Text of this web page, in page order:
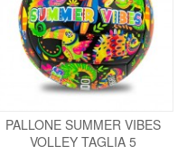
PALLONE SUMMER VIBES
VOLLEY TAGLIA 5